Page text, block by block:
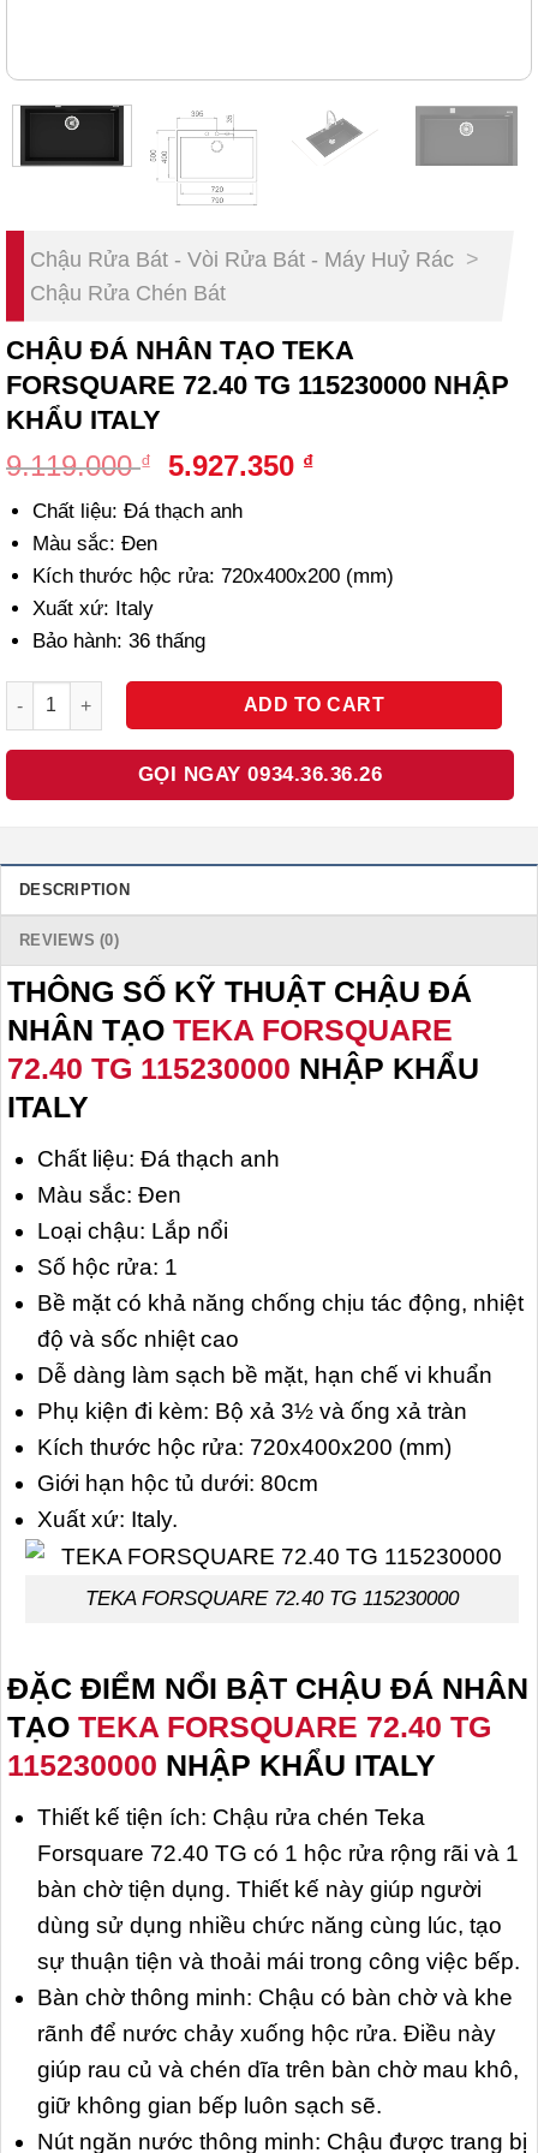
Chậu Rửa Bát - Vòi Rửa Bát - Máy Huỷ Rác >
Chậu Rửa Chén Bát
CHẬU ĐÁ NHÂN TẠO TEKA
FORSQUARE 72.40 TG 115230000 NHẬP
KHẨU ITALY
9.119.000₫
Original
was:
5.927.350 ₫Current
Chất liệu: Đá thạch anh
Màu sắc: Đen
Kích thước hộc rửa: 720x400x200 (mm)
Xuất xứ: Italy
Bảo hành: 36 thấng
CHẬU ĐÁ NHÂN TẠO TEKA FORSQUARE 72.40 TG 115230000
ADD TO CART
GỌI NGAY 0934.36.36.26
DESCRIPTION
REVIEWS (0)
THÔNG SỐ KỸ THUẬT CHẬU ĐÁ
NHÂN TẠO TEKA FORSQUARE
72.40 TG 115230000 NHẬP KHẨU
ITALY
Chất liệu: Đá thạch anh
Màu sắc: Đen
Loại chậu: Lắp nổi
Số hộc rửa: 1
Bề mặt có khả năng chống chịu tác động, nhiệt
độ và sốc nhiệt cao
Dễ dàng làm sạch bề mặt, hạn chế vi khuẩn
Phụ kiện đi kèm: Bộ xả 3½ và ống xả tràn
Kích thước hộc rửa: 720x400x200 (mm)
Giới hạn hộc tủ dưới: 80cm
Xuất xứ: Italy.
TEKA FORSQUARE 72.40 TG 115230000
ĐẶC ĐIỂM NỔI BẬT CHẬU ĐÁ NHÂN
TẠO TEKA FORSQUARE 72.40 TG
115230000 NHẬP KHẨU ITALY
Thiết kế tiện ích: Chậu rửa chén Teka
Forsquare 72.40 TG có 1 hộc rửa rộng rãi và 1
bàn chờ tiện dụng. Thiết kế này giúp người
dùng sử dụng nhiều chức năng cùng lúc, tạo
sự thuận tiện và thoải mái trong công việc bếp.
Bàn chờ thông minh: Chậu có bàn chờ và khe
rãnh để nước chảy xuống hộc rửa. Điều này
giúp rau củ và chén dĩa trên bàn chờ mau khô,
giữ không gian bếp luôn sạch sẽ.
Nút ngăn nước thông minh: Chậu được trang bị